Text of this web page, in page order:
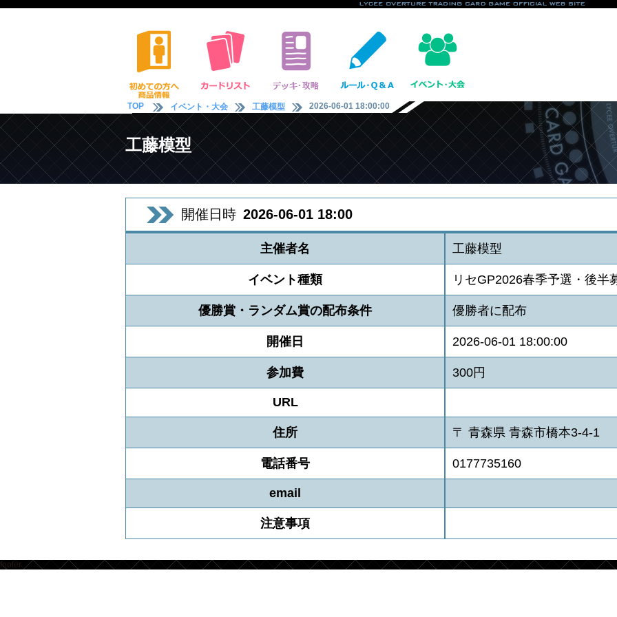
TOP イベント・大会 工藤模型 2026-06-01 18:00:00
工藤模型
開催日時 2026-06-01 18:00
主催者名 工藤模型
イベント種類 リセGP2026春季予選・後半
優勝賞・ランダム賞の配布条件 優勝者に配布
開催日 2026-06-01 18:00:00
参加費 300円
URL
住所 〒 青森県 青森市橋本3-4-1
電話番号 0177735160
email
注意事項
footer